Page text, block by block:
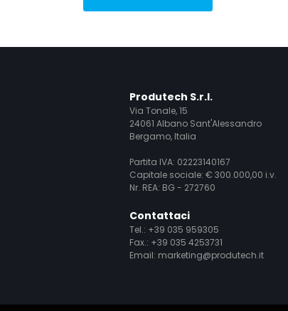
Produtech S.r.l.
Via Tonale, 15
24061 Albano Sant'Alessandro
Bergamo, Italia
Partita IVA: 02223140167
Capitale sociale: € 300.000,00 i.v.
Nr. REA: BG - 272760
Contattaci
Tel.: +39 035 959305
Fax.: +39 035 4253731
Email: marketing@produtech.it